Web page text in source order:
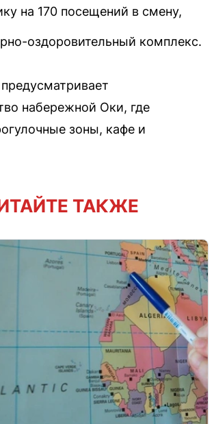
на 170 посещений в смену,
оздоровительный комплекс.
набережной Оки, где
зоны, кафе и
ТАКЖЕ